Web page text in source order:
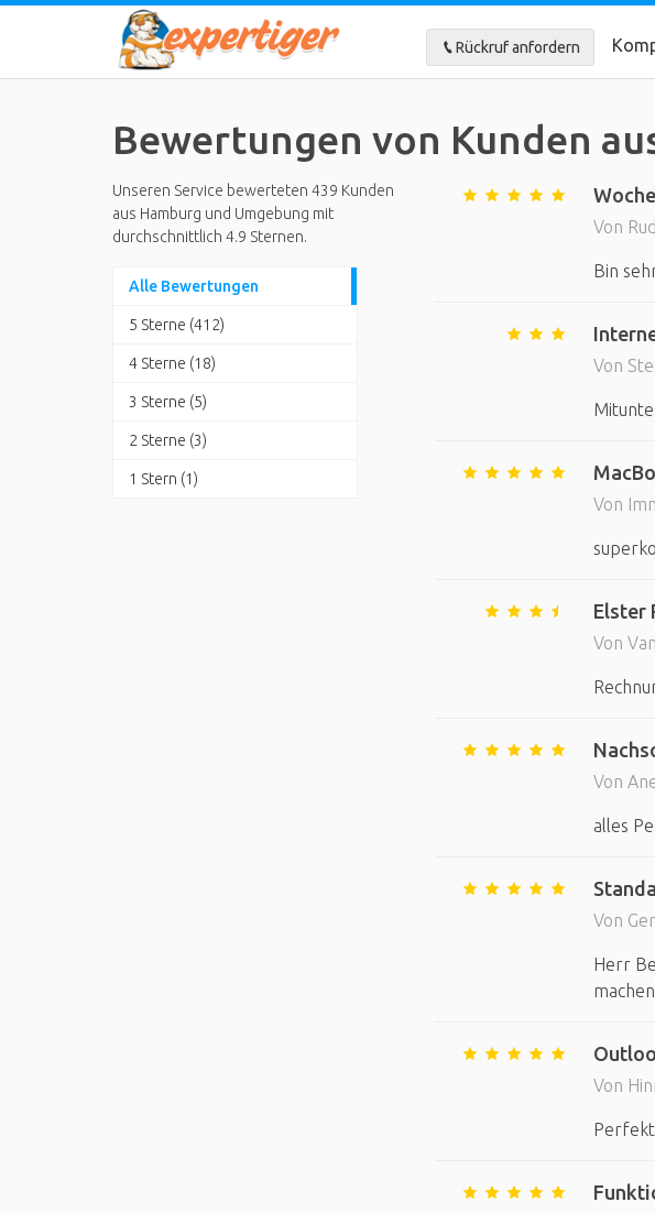
Rückruf anfordern
Bewertungen von Kunden
Unseren Service bewerteten 439 Kunden
aus Hamburg und Umgebung mit
durchschnittlich 4.9 Sternen.
Alle Bewertungen
5 Sterne (412)
4 Sterne (18)
3 Sterne (5)
2 Sterne (3)
1 Stern (1)
Von
Bin
Von
Von
Elster
Von
Von
alles
Von
Herr
Von